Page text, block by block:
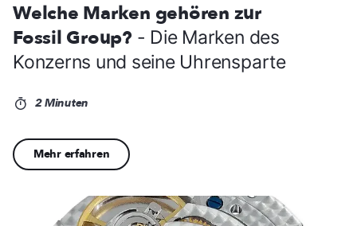
Welche Marken gehören zur
Fossil Group? - Die Marken des
Konzerns und seine Uhrensparte
2 Minuten
Mehr erfahren